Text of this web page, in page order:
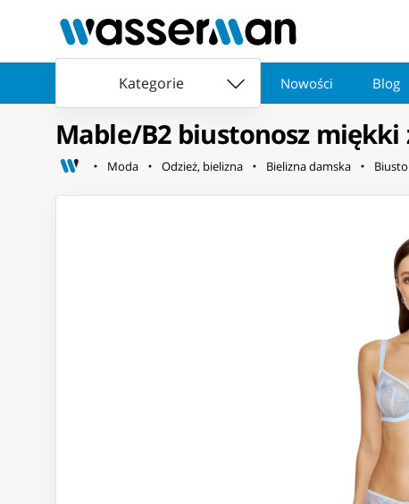
Kategorie Nowości Blog
Mable/B2 biustonosz
Moda Odzież, bielizna Bielizna damska